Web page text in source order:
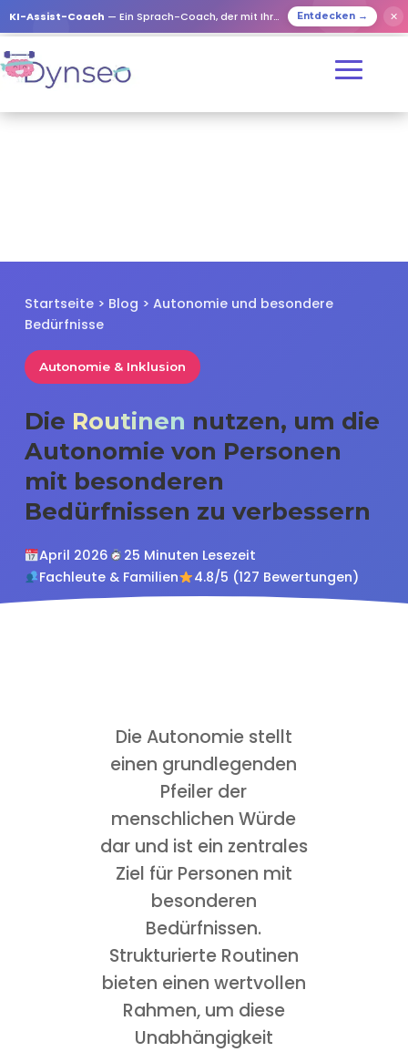
KI-Assist-Coach — Ein Sprach-Coach, der mit Ihren Lieben spielt Entdecken → ✕
Startseite > Blog > Autonomie und besondere
Bedürfnisse
Autonomie & Inklusion
Die Routinen nutzen, um die
Autonomie von Personen
mit besonderen
Bedürfnissen zu verbessern
April 2026
25 Minuten Lesezeit
Fachleute & Familien
4.8/5 (127 Bewertungen)
Die Autonomie stellt
einen grundlegenden
Pfeiler der
menschlichen Würde
dar und ist ein zentrales
Ziel für Personen mit
besonderen
Bedürfnissen.
Strukturierte Routinen
bieten einen wertvollen
Rahmen, um diese
Unabhängigkeit